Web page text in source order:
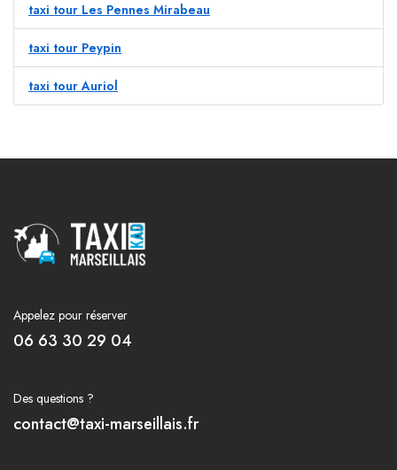
taxi tour Les Pennes Mirabeau
taxi tour Peypin
taxi tour Auriol
Appelez pour réserver
06 63 30 29 04
Des questions ?
contact@taxi-marseillais.fr